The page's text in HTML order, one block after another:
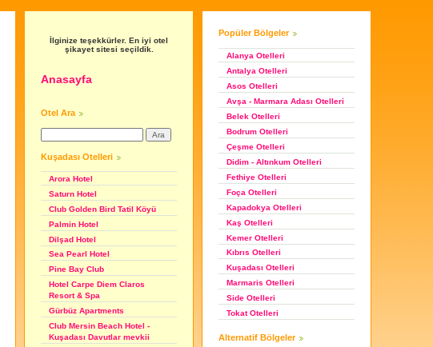
İlginize teşekkürler. En iyi otel
şikayet sitesi seçildik.
Anasayfa
Otel Ara
Kuşadası Otelleri
Arora Hotel
Saturn Hotel
Club Golden Bird Tatil Köyü
Palmin Hotel
Dilşad Hotel
Sea Pearl Hotel
Pine Bay Club
Hotel Carpe Diem Claros
Resort & Spa
Gürbüz Apartments
Club Mersin Beach Hotel -
Kuşadası Davutlar mevkii
Popüler Bölgeler
Alanya Otelleri
Antalya Otelleri
Asos Otelleri
Avşa - Marmara Adası Otelleri
Belek Otelleri
Bodrum Otelleri
Çeşme Otelleri
Didim - Altınkum Otelleri
Fethiye Otelleri
Foça Otelleri
Kapadokya Otelleri
Kaş Otelleri
Kemer Otelleri
Kıbrıs Otelleri
Kuşadası Otelleri
Marmaris Otelleri
Side Otelleri
Tokat Otelleri
Alternatif Bölgeler